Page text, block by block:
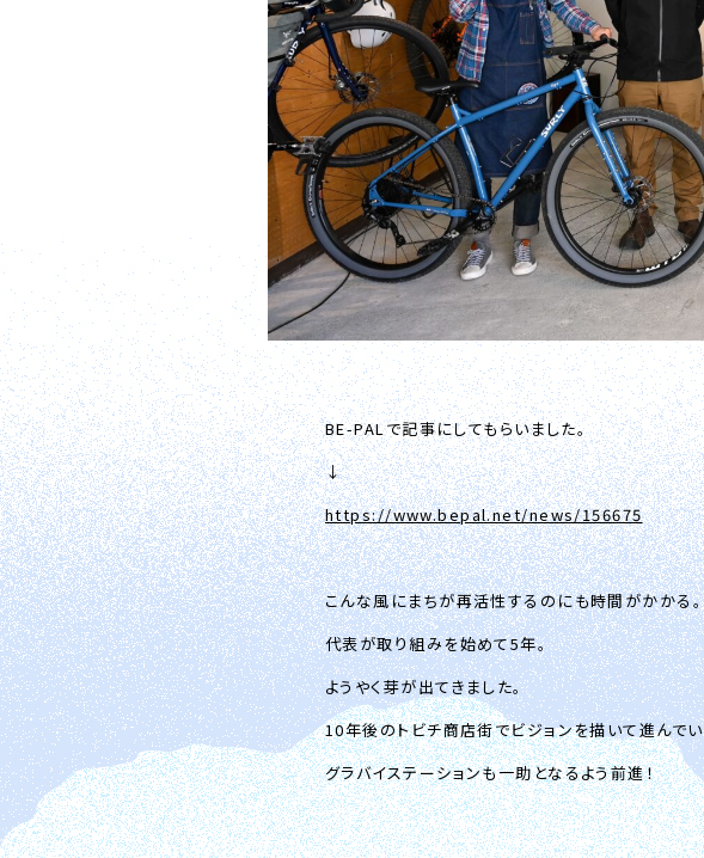
BE-PALで記事にしてもらいました。
↓
https://www.bepal.net/news/156675
こんな風にまちが再活性するのにも時間がかかる。
代表が取り組みを始めて5年。
ようやく芽が出てきました。
10年後のトビチ商店街でビジョンを描いて進んでい
グラバイステーションも一助となるよう前進！